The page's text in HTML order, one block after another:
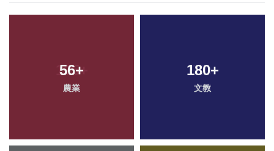
56+
農業
180+
文教